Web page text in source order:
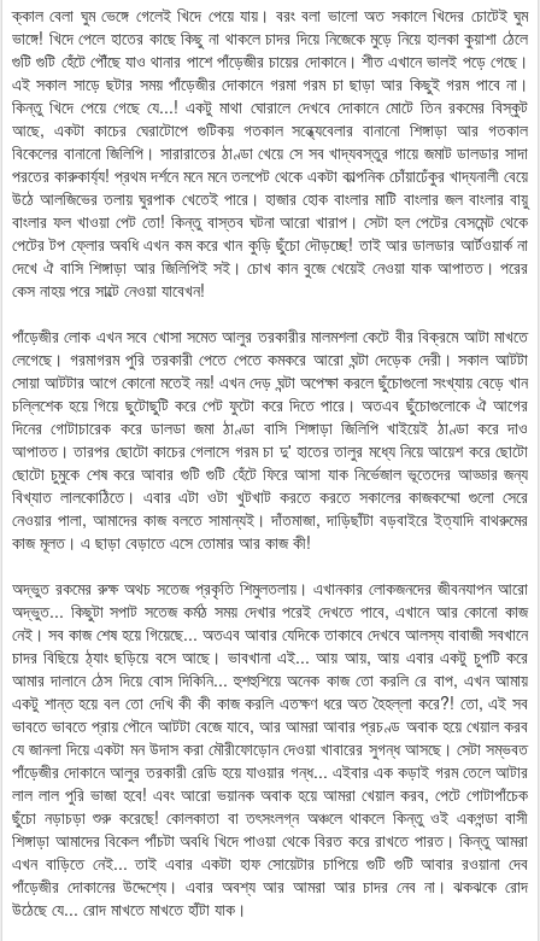
ক্কাল বেলা ঘুম ভেঙ্গে গেলেই খিদে পেয়ে যায়। বরং বলা ভালো অত সকালে খিদের চোটেই ঘুম
ভাঙ্গে! খিদে পেলে হাতের কাছে কিছু না থাকলে চাদর দিয়ে নিজেকে মুড়ে নিয়ে হালকা কুয়াশা ঠেলে
গুটি গুটি হেঁটে পৌঁছে যাও থানার পাশে পাঁড়েজীর চায়ের দোকানে। শীত এখানে ভালই পড়ে গেছে।
এই সকাল সাড়ে ছটার সময় পাঁড়েজীর দোকানে গরমা গরম চা ছাড়া আর কিছুই গরম পাবে না।
কিন্তু খিদে পেয়ে গেছে যে...! একটু মাথা ঘোরালে দেখবে দোকানে মোটে তিন রকমের বিস্কুট
আছে, একটা কাচের ঘেরাটোপে গুটিকয় গতকাল সন্ধ্যেবেলার বানানো শিঙ্গাড়া আর গতকাল
বিকেলের বানানো জিলিপি। সারারাতের ঠাণ্ডা খেয়ে সে সব খাদ্যবস্তুর গায়ে জমাট ডালডার সাদা
পরতের কারুকার্য্য! প্রথম দর্শনে মনে মনে তলপেট থেকে একটা কাল্পনিক চোঁয়াঢেঁকুর খাদ্যনালী বেয়ে
উঠে আলজিভের তলায় ঘুরপাক খেতেই পারে। হাজার হোক বাংলার মাটি বাংলার জল বাংলার বায়ু
বাংলার ফল খাওয়া পেট তো! কিন্তু বাস্তব ঘটনা আরো খারাপ। সেটা হল পেটের বেসমেন্ট থেকে
পেটের টপ ফ্লোর অবধি এখন কম করে খান কুড়ি ছুঁচো দৌড়চ্ছে! তাই আর ডালডার আর্টওয়ার্ক না
দেখে ঐ বাসি শিঙ্গাড়া আর জিলিপিই সই। চোখ কান বুজে খেয়েই নেওয়া যাক আপাতত। পরের
কেস নাহয় পরে সাল্টে নেওয়া যাবেখন!
পাঁড়েজীর লোক এখন সবে খোসা সমেত আলুর তরকারীর মালমশলা কেটে বীর বিক্রমে আটা মাখতে
লেগেছে। গরমাগরম পুরি তরকারী পেতে পেতে কমকরে আরো ঘন্টা দেড়েক দেরী। সকাল আটটা
সোয়া আটটার আগে কোনো মতেই নয়! এখন দেড় ঘন্টা অপেক্ষা করলে ছুঁচোগুলো সংখ্যায় বেড়ে খান
চল্লিশেক হয়ে গিয়ে ছুটোছুটি করে পেট ফুটো করে দিতে পারে। অতএব ছুঁচোগুলোকে ঐ আগের
দিনের গোটাচারেক করে ডালডা জমা ঠাণ্ডা বাসি শিঙ্গাড়া জিলিপি খাইয়েই ঠাণ্ডা করে দাও
আপাতত। তারপর ছোটো কাচের গেলাসে গরম চা দু' হাতের তালুর মধ্যে নিয়ে আয়েশ করে ছোটো
ছোটো চুমুকে শেষ করে আবার গুটি গুটি হেঁটে ফিরে আসা যাক নির্ভেজাল ভূতেদের আড্ডার জন্য
বিখ্যাত লালকোঠিতে। এবার এটা ওটা খুটখাট করতে করতে সকালের কাজকম্মো গুলো সেরে
নেওয়ার পালা, আমাদের কাজ বলতে সামান্যই। দাঁতমাজা, দাড়িছাঁটা বড়বাইরে ইত্যাদি বাথরুমের
কাজ মূলত। এ ছাড়া বেড়াতে এসে তোমার আর কাজ কী!
অদ্ভুত রকমের রুক্ষ অথচ সতেজ প্রকৃতি শিমুলতলায়। এখানকার লোকজনদের জীবনযাপন আরো
অদ্ভুত... কিছুটা সপাট সতেজ কর্মঠ সময় দেখার পরেই দেখতে পাবে, এখানে আর কোনো কাজ
নেই। সব কাজ শেষ হয়ে গিয়েছে... অতএব আবার যেদিকে তাকাবে দেখবে আলস্য বাবাজী সবখানে
চাদর বিছিয়ে ঠ্যাং ছড়িয়ে বসে আছে। ভাবখানা এই... আয় আয়, আয় এবার একটু চুপটি করে
আমার দালানে ঠেস দিয়ে বোস দিকিনি... হুশহুশিয়ে অনেক কাজ তো করলি রে বাপ, এখন আমায়
একটু শান্ত হয়ে বল তো দেখি কী কী কাজ করলি এতক্ষণ ধরে অত হৈহল্লা করে?! তো, এই সব
ভাবতে ভাবতে প্রায় পৌনে আটটা বেজে যাবে, আর আমরা আবার প্রচণ্ড অবাক হয়ে খেয়াল করব
যে জানলা দিয়ে একটা মন উদাস করা মৌরীফোড়োন দেওয়া খাবারের সুগন্ধ আসছে। সেটা সম্ভবত
পাঁড়েজীর দোকানে আলুর তরকারী রেডি হয়ে যাওয়ার গন্ধ... এইবার এক কড়াই গরম তেলে আটার
লাল লাল পুরি ভাজা হবে! এবং আরো ভয়ানক অবাক হয়ে আমরা খেয়াল করব, পেটে গোটাপাঁচেক
ছুঁচো নড়াচড়া শুরু করেছে! কোলকাতা বা তৎসংলগ্ন অঞ্চলে থাকলে কিন্তু ওই একগন্ডা বাসী
শিঙ্গাড়া আমাদের বিকেল পাঁচটা অবধি খিদে পাওয়া থেকে বিরত করে রাখতে পারত। কিন্তু আমরা
এখন বাড়িতে নেই... তাই এবার একটা হাফ সোয়েটার চাপিয়ে গুটি গুটি আবার রওয়ানা দেব
পাঁড়েজীর দোকানের উদ্দেশ্যে। এবার অবশ্য আর আমরা আর চাদর নেব না। ঝকঝকে রোদ
উঠেছে যে... রোদ মাখতে মাখতে হাঁটা যাক।